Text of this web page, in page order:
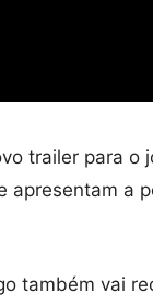
trailer para o
apresentam a
também vai